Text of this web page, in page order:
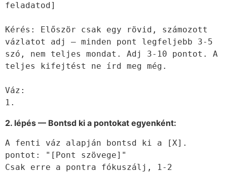
feladatod]
Kérés: Először csak egy rövid, számozott
vázlatot adj — minden pont legfeljebb 3-5
szó, nem teljes mondat. Adj 3-10 pontot. A
teljes kifejtést ne írd meg még.
Váz:
1.
2. lépés — Bontsd ki a pontokat egyenként:
A fenti váz alapján bontsd ki a [X].
pontot: "[Pont szövege]"
Csak erre a pontra fókuszálj, 1-2